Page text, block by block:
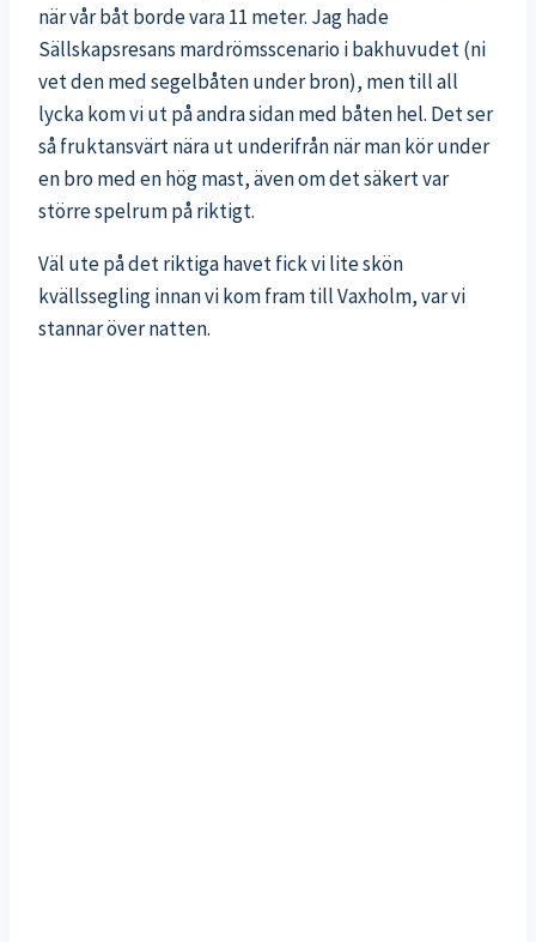
när vår båt borde vara 11 meter. Jag hade
Sällskapsresans mardrömsscenario i bakhuvudet (ni
vet den med segelbåten under bron), men till all
lycka kom vi ut på andra sidan med båten hel. Det ser
så fruktansvärt nära ut underifrån när man kör under
en bro med en hög mast, även om det säkert var
större spelrum på riktigt.
Väl ute på det riktiga havet fick vi lite skön
kvällssegling innan vi kom fram till Vaxholm, var vi
stannar över natten.